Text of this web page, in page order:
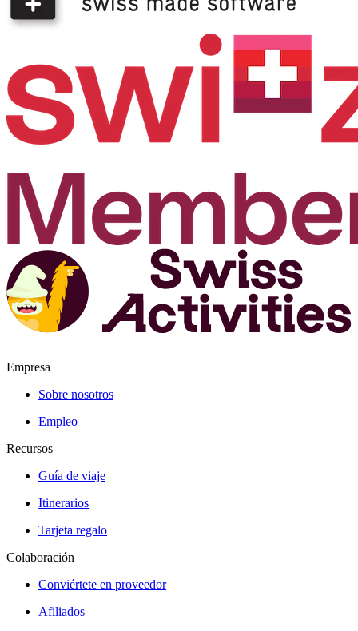
Empresa
Sobre nosotros
Empleo
Recursos
Guía de viaje
Itinerarios
Tarjeta regalo
Colaboración
Conviértete en proveedor
Afiliados